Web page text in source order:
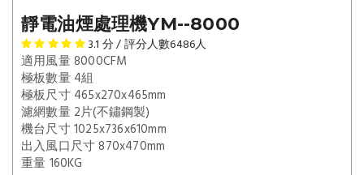
靜電油煙處理機YM--8000
3.1 分 / 評分人數6486人
適用風量 8000CFM
極板數量 4組
極板尺寸 465x270x465mm
濾網數量 2片(不鏽鋼製)
機台尺寸 1025x736x610mm
出入風口尺寸 870x470mm
重量 160KG